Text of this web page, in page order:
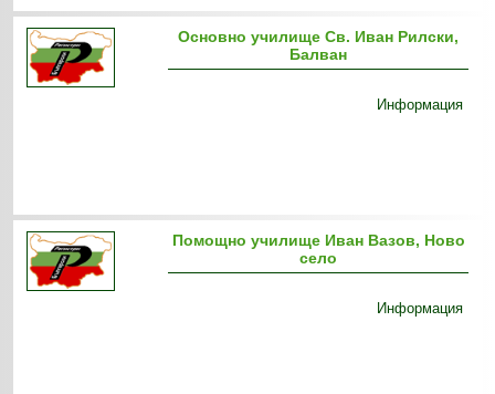
Основно училище Св. Иван Рилски,
Балван
Информация
Помощно училище Иван Вазов, Ново
село
Информация